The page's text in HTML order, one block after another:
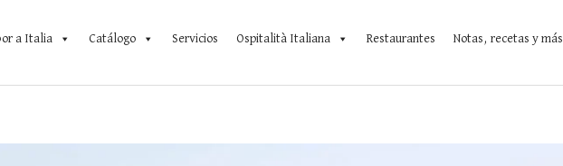
a Italia Catálogo Servicios Ospitalità Italiana Restaurantes Notas, recetas y más